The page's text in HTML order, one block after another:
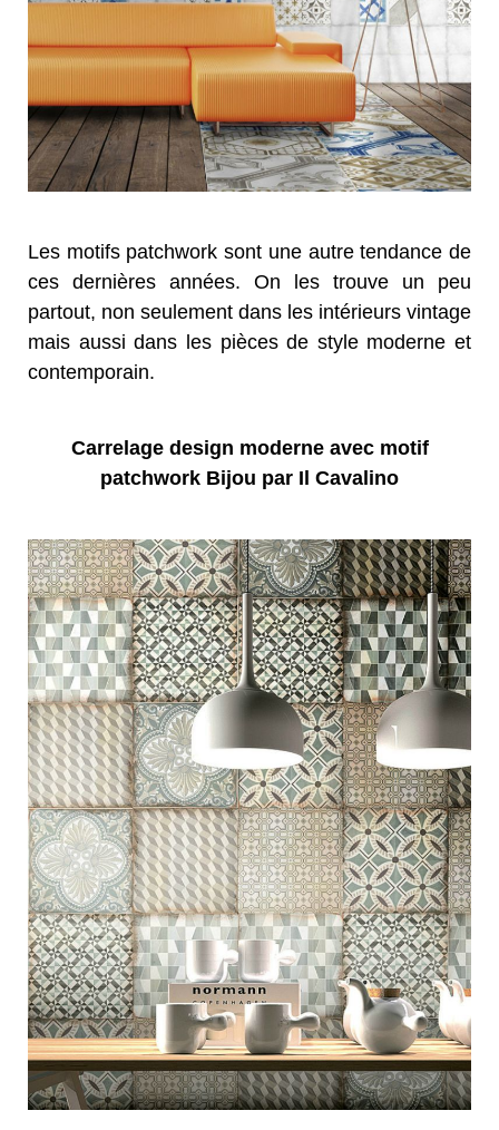
Les motifs patchwork sont une autre tendance de
ces dernières années. On les trouve un peu
partout, non seulement dans les intérieurs vintage
mais aussi dans les pièces de style moderne et
contemporain.
Carrelage design moderne avec motif
patchwork Bijou par Il Cavalino